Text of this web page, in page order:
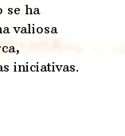
se ha
valiosa
iniciativas.